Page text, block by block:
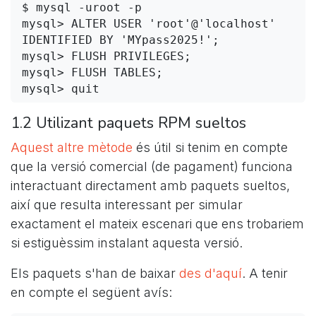
$ mysql -uroot -p
mysql> ALTER USER 'root'@'localhost'
IDENTIFIED BY 'MYpass2025!';
mysql> FLUSH PRIVILEGES;
mysql> FLUSH TABLES;
1.2 Utilizant paquets RPM sueltos
Aquest altre mètode és útil si tenim en compte
que la versió comercial (de pagament) funciona
interactuant directament amb paquets sueltos,
així que resulta interessant per simular
exactament el mateix escenari que ens trobariem
si estiguèssim instalant aquesta versió.
Els paquets s'han de baixar des d'aquí. A tenir
en compte el següent avís: